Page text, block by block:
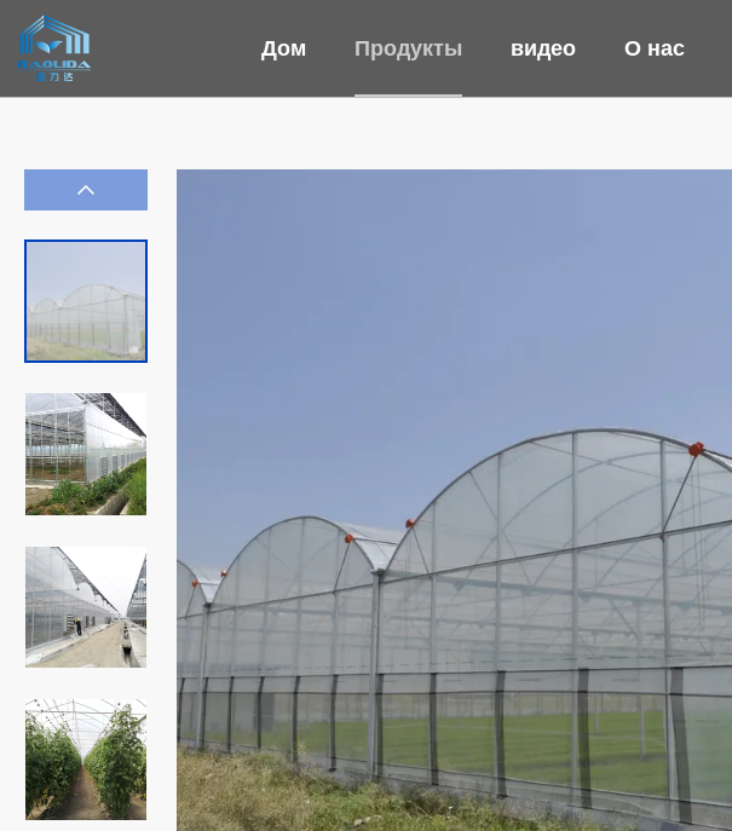
Дом Продукты видео О нас